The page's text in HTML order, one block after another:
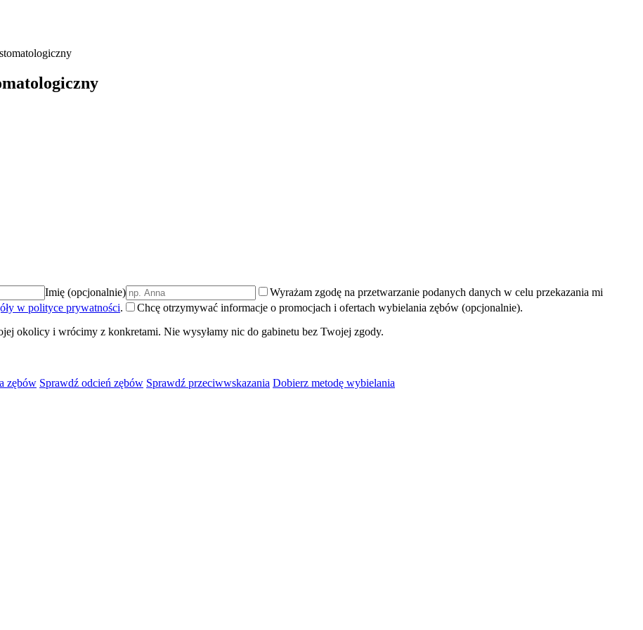
Imię (opcjonalnie)
Wyrażam zgodę na przetwarzanie podanych danych w celu przekazania mi
w polityce prywatności.
Chcę otrzymywać informacje o promocjach i ofertach wybielania zębów (opcjonalnie).
okolicy i wrócimy z konkretami. Nie wysyłamy nic do gabinetu bez Twojej zgody.
zębów Sprawdź odcień zębów Sprawdź przeciwwskazania Dobierz metodę wybielania